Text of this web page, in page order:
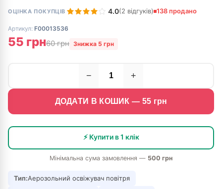
ОЦІНКА ПОКУПЦІВ 4.0(2 відгуків) 138 продано
Артикул: F00013536
55 грн60 грн Знижка 5 грн
− +
ДОДАТИ В КОШИК — 55 грн
⚡ Купити в 1 клік
Мінімальна сума замовлення — 500 грн
Тип:Аерозольний освіжувач повітря